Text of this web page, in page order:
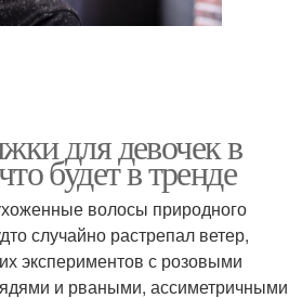
для девочек в
будет в тренде
волосы природного
случайно растрепал ветер,
экспериментов с розовыми
и рваными, ассиметричными